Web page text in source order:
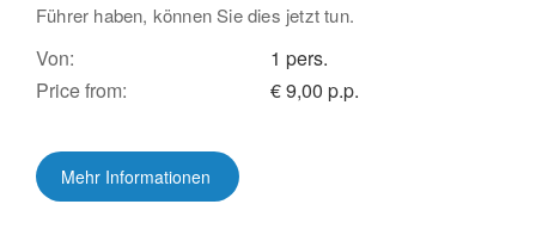
Führer haben, können Sie dies jetzt tun.
Von:
1 pers.
Price from:
€ 9,00 p.p.
Mehr Informationen